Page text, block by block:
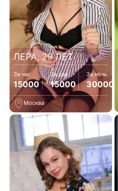
ЛЕРА, 29 ЛЕТ
За час
15000
За два
15000
За ночь
30000
Москва